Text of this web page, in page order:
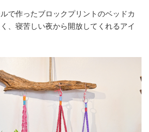
で作ったブロックプリントのベッドカ
、寝苦しい夜から開放してくれるアイ